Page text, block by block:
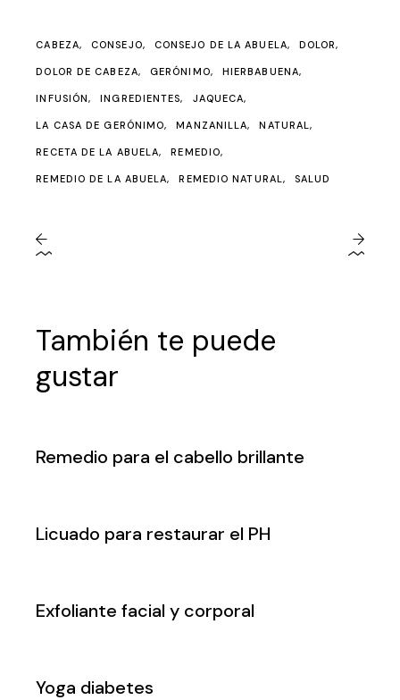
CABEZA CONSEJO CONSEJO DE LA ABUELA DOLOR
DOLOR DE CABEZA GERÓNIMO HIERBABUENA
INFUSIÓN INGREDIENTES JAQUECA
LA CASA DE GERÓNIMO MANZANILLA NATURAL
RECETA DE LA ABUELA REMEDIO
REMEDIO DE LA ABUELA REMEDIO NATURAL SALUD
También te puede
gustar
Remedio para el cabello brillante
Licuado para restaurar el PH
Exfoliante facial y corporal
Yoga diabetes